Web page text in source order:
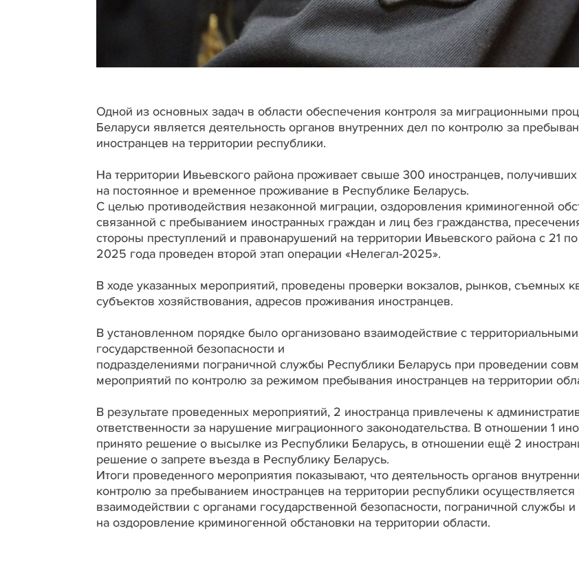
Одной из основных задач в области обеспечения контроля за миграционными
Беларуси является деятельность органов внутренних дел по контролю за
иностранцев на территории республики.
На территории Ивьевского района проживает свыше 300 иностранцев,
на постоянное и временное проживание в Республике Беларусь.
С целью противодействия незаконной миграции, оздоровления криминогенной
связанной с пребыванием иностранных граждан и лиц без гражданства,
стороны преступлений и правонарушений на территории Ивьевского района с 21
2025 года проведен второй этап операции «Нелегал-2025».
В ходе указанных мероприятий, проведены проверки вокзалов, рынков, съемных
субъектов хозяйствования, адресов проживания иностранцев.
В установленном порядке было организовано взаимодействие с
государственной безопасности и
подразделениями пограничной службы Республики Беларусь при проведении
мероприятий по контролю за режимом пребывания иностранцев на территории
В результате проведенных мероприятий, 2 иностранца привлечены к
ответственности за нарушение миграционного законодательства. В отношении 1
принято решение о высылке из Республики Беларусь, в отношении ещё 2
решение о запрете въезда в Республику Беларусь.
Итоги проведенного мероприятия показывают, что деятельность органов
контролю за пребыванием иностранцев на территории республики осуществляется
взаимодействии с органами государственной безопасности, пограничной службы
на оздоровление криминогенной обстановки на территории области.